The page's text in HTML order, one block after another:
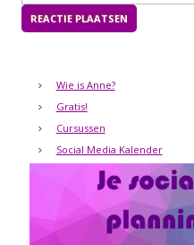
Wie is Anne?
Gratis!
Cursussen
Social Media Kalender